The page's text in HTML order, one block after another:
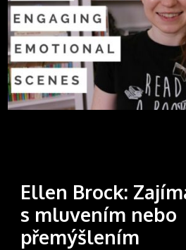
Ellen Brock:
s mluvením nebo
přemýšlením